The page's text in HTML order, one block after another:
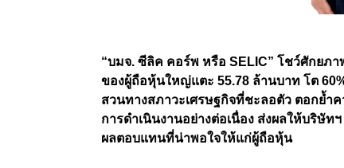
“บมจ. ซีลิค คอร์พ หรือ SELIC” โชว์ศักยภา
ของผู้ถือหุ้นใหญ่แตะ 55.78 ล้านบาท โต
สวนทางสภาวะเศรษฐกิจที่ชะลอตัว ตอกย้ำ
การดำเนินงานอย่างต่อเนื่อง ส่งผลให้บริษัท
ผลตอบแทนที่น่าพอใจให้แก่ผู้ถือหุ้น